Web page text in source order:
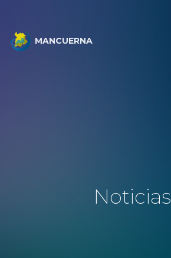
MANCUERNA
Noticias